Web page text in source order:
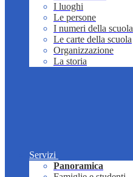
I luoghi
Le persone
I numeri della scuola
Le carte della scuola
Organizzazione
La storia
Servizi
Panoramica